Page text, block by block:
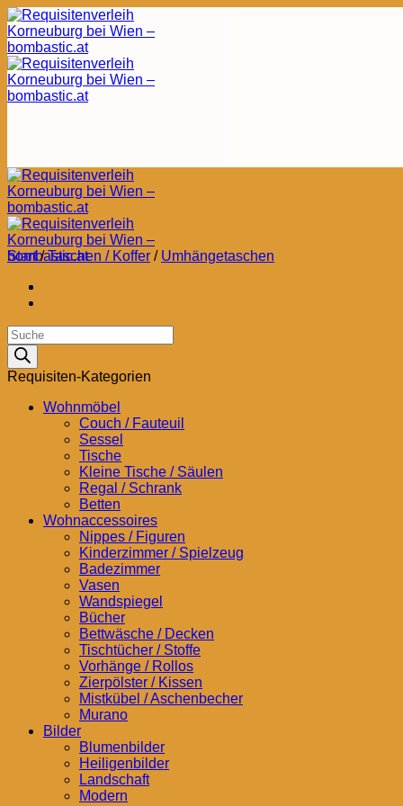
Zum
Inhalt
springen
Start / Taschen / Koffer / Umhängetaschen
Products
search
Requisiten-Kategorien
Wohnmöbel
Couch / Fauteuil
Sessel
Tische
Kleine Tische / Säulen
Regal / Schrank
Betten
Wohnaccessoires
Nippes / Figuren
Kinderzimmer / Spielzeug
Badezimmer
Vasen
Wandspiegel
Bücher
Bettwäsche / Decken
Tischtücher / Stoffe
Vorhänge / Rollos
Zierpölster / Kissen
Mistkübel / Aschenbecher
Murano
Bilder
Blumenbilder
Heiligenbilder
Landschaft
Modern